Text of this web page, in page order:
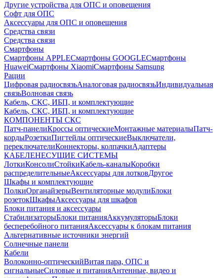
Другие устройства для ОПС и оповещения
Софт для ОПС
Аксессуары для ОПС и оповещения
Средства связи
Средства связи
Смартфоны
Смартфоны APPLEСмартфоны GOOGLEСмартфоны
HuaweiСмартфоны XiaomiСмартфоны Samsung
Рации
Цифровая радиосвязьАналоговая радиосвязьИндивидуальная
связьВолновая связь
Кабель, СКС, ИБП, и комплектующие
Кабель, СКС, ИБП, и комплектующие
КОМПОНЕНТЫ СКС
Патч-панелиКроссы оптическиеМонтажные материалыПатч-
кордыРозеткиПигтейлы оптическиеВыключатели,
переключателиКоннекторы, колпачкиАдаптеры
КАБЕЛЕНЕСУЩИЕ СИСТЕМЫ
ЛоткиКонсолиСтойкиКабель-каналыКоробки
распределительныеАксессуары для лотковДругое
Шкафы и комплектующие
ПолкиОрганайзерыВентиляторные модулиБлоки
розетокШкафыАксессуары для шкафов
Блоки питания и аксессуары
СтабилизаторыБлоки питанияАккумуляторыБлоки
бесперебойного питанияАксессуары к блокам питания
Альтернативные источники энергий
Солнечные панели
Кабели
Волоконно-оптическийВитая пара, ОПС и
сигнальныеСиловые и питанияАнтенные, видео и